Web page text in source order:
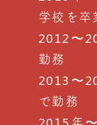
学校を卒
2012〜
勤務
2013〜
で勤務